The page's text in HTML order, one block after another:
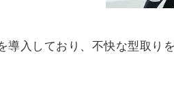
導入しており、不快な型取り